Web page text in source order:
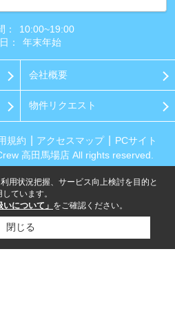
：
10:00~19:00
：
年末年始
会社概要
物件リクエスト
規約 アクセスマップ
PCサイト
高田馬場店 All rights reserved.
用状況把握、サービス向上検討を目的と
ています。
いについて」 をご確認ください。
閉じる